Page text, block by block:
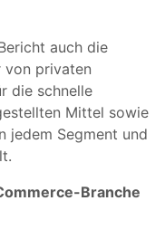
auch die
von privaten
die schnelle
Mittel sowie
jedem Segment und
Branche